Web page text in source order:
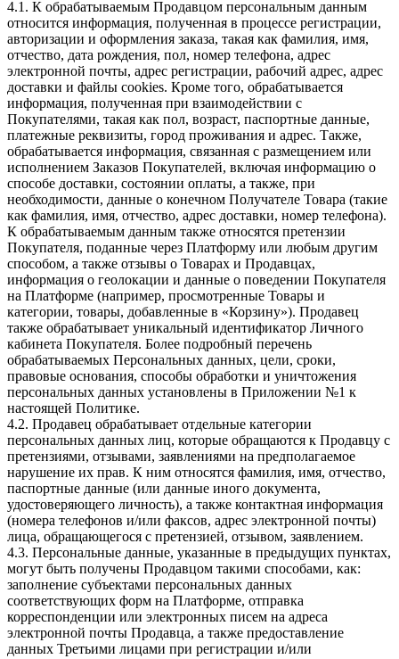
4.1. К обрабатываемым Продавцом персональным данным
относится информация, полученная в процессе регистрации,
авторизации и оформления заказа, такая как фамилия, имя,
отчество, дата рождения, пол, номер телефона, адрес
электронной почты, адрес регистрации, рабочий адрес, адрес
доставки и файлы cookies. Кроме того, обрабатывается
информация, полученная при взаимодействии с
Покупателями, такая как пол, возраст, паспортные данные,
платежные реквизиты, город проживания и адрес. Также,
обрабатывается информация, связанная с размещением или
исполнением Заказов Покупателей, включая информацию о
способе доставки, состоянии оплаты, а также, при
необходимости, данные о конечном Получателе Товара (такие
как фамилия, имя, отчество, адрес доставки, номер телефона).
К обрабатываемым данным также относятся претензии
Покупателя, поданные через Платформу или любым другим
способом, а также отзывы о Товарах и Продавцах,
информация о геолокации и данные о поведении Покупателя
на Платформе (например, просмотренные Товары и
категории, товары, добавленные в «Корзину»). Продавец
также обрабатывает уникальный идентификатор Личного
кабинета Покупателя. Более подробный перечень
обрабатываемых Персональных данных, цели, сроки,
правовые основания, способы обработки и уничтожения
персональных данных установлены в Приложении №1 к
настоящей Политике.
4.2. Продавец обрабатывает отдельные категории
персональных данных лиц, которые обращаются к Продавцу с
претензиями, отзывами, заявлениями на предполагаемое
нарушение их прав. К ним относятся фамилия, имя, отчество,
паспортные данные (или данные иного документа,
удостоверяющего личность), а также контактная информация
(номера телефонов и/или факсов, адрес электронной почты)
лица, обращающегося с претензией, отзывом, заявлением.
4.3. Персональные данные, указанные в предыдущих пунктах,
могут быть получены Продавцом такими способами, как:
заполнение субъектами персональных данных
соответствующих форм на Платформе, отправка
корреспонденции или электронных писем на адреса
электронной почты Продавца, а также предоставление
данных Третьими лицами при регистрации и/или